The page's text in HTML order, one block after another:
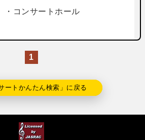
・コンサートホール
1
ートかんたん検索」に戻る